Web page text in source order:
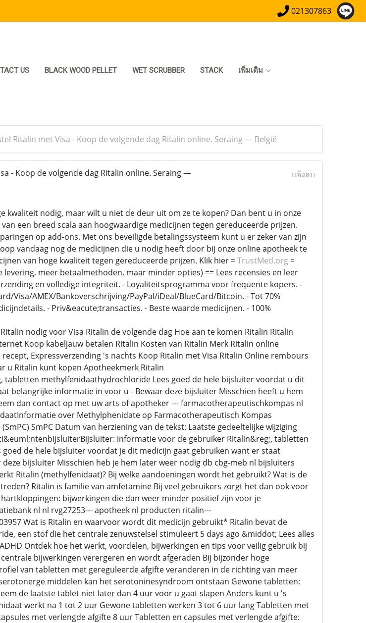
021307863
US BLACK WOOD PELLET WET SCRUBBER STACK เพิ่มเติม
Ritalin met Visa - Koop de volgende dag Ritalin online. Seraing — België
- Koop de volgende dag Ritalin online. Seraing —
แจ้งลบ
kwaliteit nodig, maar wilt u niet de deur uit om ze te kopen? Dan bent u in onze
een breed scala aan hoogwaardige medicijnen tegen gereduceerde prijzen.
op add-ons. Met ons beveiligde betalingssysteem kunt u er zeker van zijn
vandaag nog de medicijnen die u nodig heeft door bij onze online apotheek te
van hoge kwaliteit tegen gereduceerde prijzen. Klik hier =TrustMed.org=
levering, meer betaalmethoden, maar minder opties) == Lees recensies en leer
en volledige integriteit. - Loyaliteitsprogramma voor frequente kopers. -
Visa/AMEX/Bankoverschrijving/PayPal/iDeal/BlueCard/Bitcoin. - Tot 70%
- Priv&eacute;transacties. - Beste waarde medicijnen. - 100%
nodig voor Visa Ritalin de volgende dag Hoe aan te komen Ritalin Ritalin
Koop kabeljauw betalen Ritalin Kosten van Ritalin Merk Ritalin online
Expressverzending 's nachts Koop Ritalin met Visa Ritalin Online rembours
u Ritalin kunt kopen Apotheekmerk Ritalin
tabletten methylfenidaathydrochloride Lees goed de hele bijsluiter voordat u dit
belangrijke informatie in voor u - Bewaar deze bijsluiter Misschien heeft u hem
dan contact op met uw arts of apotheker --- farmacotherapeutischkompas nl
over Methylphenidate op Farmacotherapeutisch Kompas
SmPC Datum van herziening van de tekst: Laatste gedeeltelijke wijziging
informatie voor de gebruiker Ritalin&reg;, tabletten
de hele bijsluiter voordat je dit medicijn gaat gebruiken want er staat
bijsluiter Misschien heb je hem later weer nodig db cbg-meb nl bijsluiters
Ritalin (methylfenidaat)? Bij welke aandoeningen wordt het gebruikt? Wat is de
Ritalin is familie van amfetamine Bij veel gebruikers zorgt het dan ook voor
bijwerkingen die dan weer minder positief zijn voor je
nl nl rvg27253--- apotheek nl producten ritalin---
Wat is Ritalin en waarvoor wordt dit medicijn gebruikt* Ritalin bevat de
een stof die het centrale zenuwstelsel stimuleert 5 days ago &middot; Lees alles
Ontdek hoe het werkt, voordelen, bijwerkingen en tips voor veilig gebruik bij
bijwerkingen verergeren en wordt afgeraden Bij bijzonder hoge
van tabletten met gereguleerde afgifte veranderen in de richting van meer
middelen kan het serotoninesyndroom ontstaan Gewone tabletten:
de laatste tablet niet later dan 4 uur voor u gaat slapen Anders kunt u 's
werkt na 1 tot 2 uur Gewone tabletten werken 3 tot 6 uur lang Tabletten met
met verlengde afgifte 8 uur Tabletten en capsules met verlengde afgifte: